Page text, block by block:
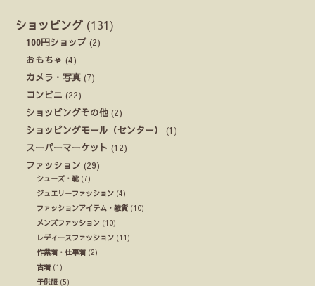
ショッピング (131)
100円ショップ (2)
おもちゃ (4)
カメラ・写真 (7)
コンビニ (22)
ショッピングその他 (2)
ショッピングモール（センター）
(1)
スーパーマーケット (12)
ファッション (29)
シューズ・靴(7)
ジュエリーファッション (4)
ファッションアイテム・雑貨 (10)
メンズファッション (10)
レディースファッション (11)
作業着・仕事着 (2)
古着 (1)
子供服 (5)